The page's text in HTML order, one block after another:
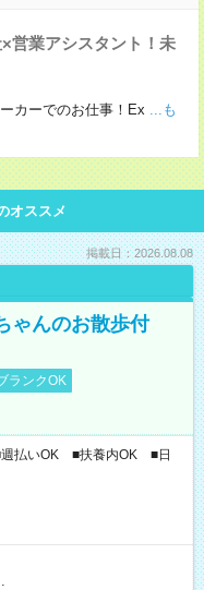
営業アシスタント！未
カーでのお仕事！Ex ...も
オススメ
掲載日：2026.08.08
ゃんのお散歩付
ランクOK
払いOK ■扶養内OK ■日